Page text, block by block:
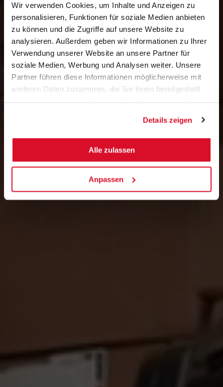
Wir verwenden Cookies, um Inhalte und Anzeigen zu
personalisieren, Funktionen für soziale Medien anbieten
zu können und die Zugriffe auf unsere Website zu
analysieren. Außerdem geben wir Informationen zu Ihrer
Verwendung unserer Website an unsere Partner für
soziale Medien, Werbung und Analysen weiter. Unsere
Partner führen diese Informationen möglicherweise mit
weiteren Daten zusammen, die Sie ihnen bereitgestellt
Details zeigen
Alle zulassen
Anpassen